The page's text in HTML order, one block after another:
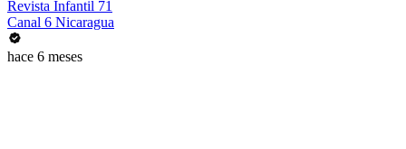
Revista Infantil 71
Canal 6 Nicaragua
hace 6 meses